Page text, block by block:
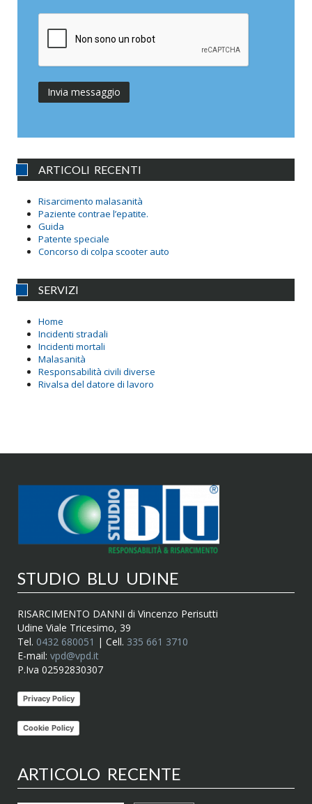
ARTICOLI RECENTI
Risarcimento malasanità
Paziente contrae l’epatite.
Guida
Patente speciale
Concorso di colpa scooter auto
SERVIZI
Home
Incidenti stradali
Incidenti mortali
Malasanità
Responsabilità civili diverse
Rivalsa del datore di lavoro
STUDIO BLU UDINE
RISARCIMENTO DANNI di Vincenzo Perisutti
Udine Viale Tricesimo, 39
Tel. 0432 680051 | Cell. 335 661 3710
E-mail: vpd@vpd.it
P.Iva 02592830307
Privacy Policy
Cookie Policy
ARTICOLO RECENTE